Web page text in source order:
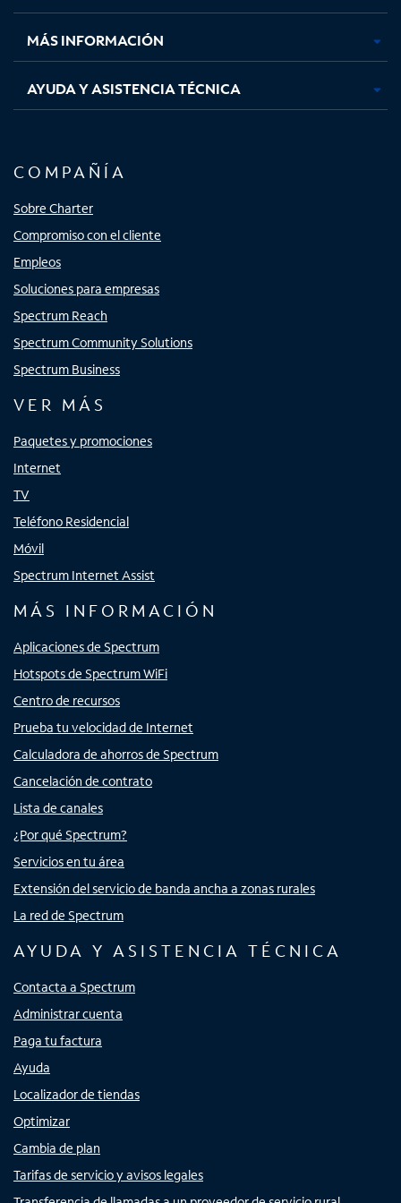
nuevanuevanuevanueva
MÁS INFORMACIÓN
AYUDA Y ASISTENCIA TÉCNICA
COMPAÑÍA
Sobre Charter
Compromiso con el cliente
Empleos
Soluciones para empresas
Spectrum Reach
Spectrum Community Solutions
Spectrum Business
VER MÁS
Paquetes y promociones
Internet
TV
Teléfono Residencial
Móvil
Spectrum Internet Assist
MÁS INFORMACIÓN
Aplicaciones de Spectrum
Hotspots de Spectrum WiFi
Centro de recursos
Prueba tu velocidad de Internet
Calculadora de ahorros de Spectrum
Cancelación de contrato
Lista de canales
¿Por qué Spectrum?
Servicios en tu área
Extensión del servicio de banda ancha a zonas rurales
La red de Spectrum
AYUDA Y ASISTENCIA TÉCNICA
Contacta a Spectrum
Administrar cuenta
Paga tu factura
Ayuda
Localizador de tiendas
Optimizar
Cambia de plan
Tarifas de servicio y avisos legales